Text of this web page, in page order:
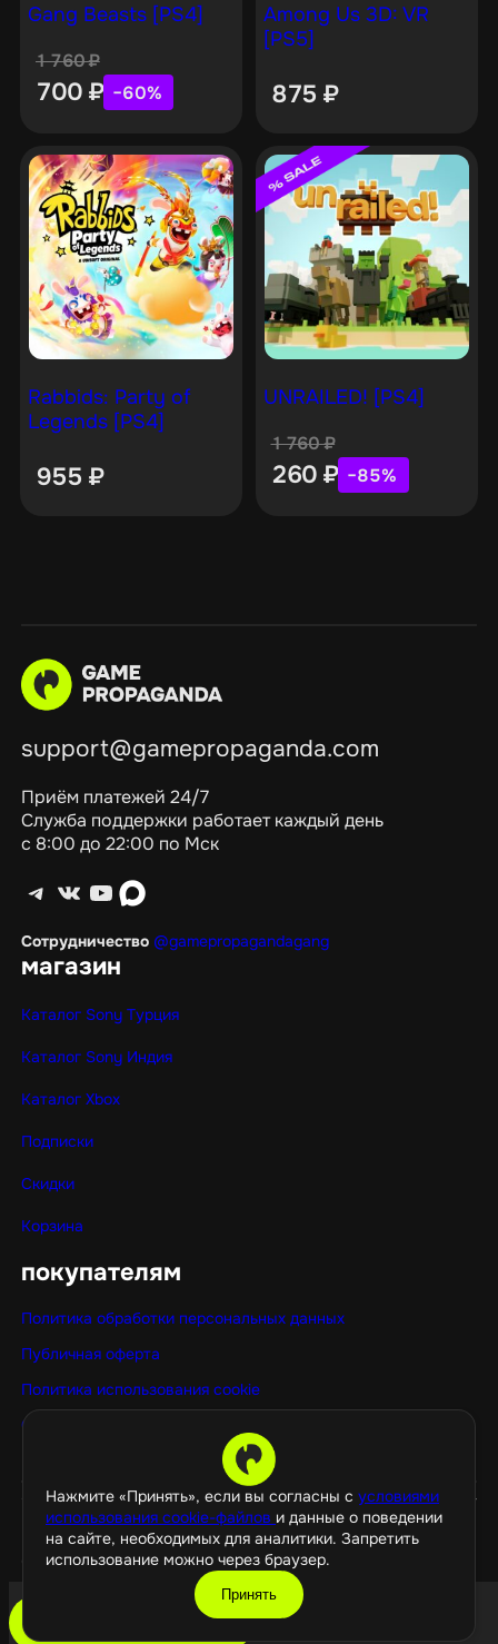
Нажмите «Принять», если вы согласны с условиями
использования cookie-файлов и данные о поведении
на сайте, необходимых для аналитики. Запретить
использование можно через браузер.
Принять
Gang Beasts [PS4]
1 760₽
700 ₽ −60%
Among Us 3D: VR
[PS5]
875 ₽
Rabbids: Party of
Legends [PS4]
955 ₽
UNRAILED! [PS4]
1 760₽
260 ₽ −85%
support@gamepropaganda.com
Приём платежей 24/7
Служба поддержки работает каждый день
с 8:00 до 22:00 по Мск
Telegram ВКонтакте YouTube max
Сотрудничество @gamepropagandagang
магазин
Каталог Sony Турция
Каталог Sony Индия
Каталог Xbox
Подписки
Скидки
Корзина
покупателям
Политика обработки персональных данных
Публичная оферта
Политика использования cookie
Оптовые покупки
©️ 2026 GamePropaganda